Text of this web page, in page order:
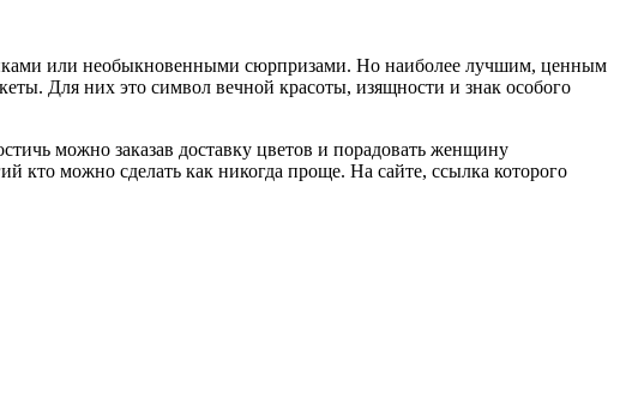
или необыкновенными сюрпризами. Но наиболее лучшим, ценным
Для них это символ вечной красоты, изящности и знак особого
можно заказав доставку цветов и порадовать женщину
можно сделать как никогда проще. На сайте, ссылка которого